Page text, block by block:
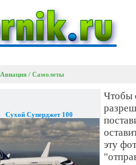
Авиация / Самолеты
Сухой Суперджет 100
Чтобы
эту